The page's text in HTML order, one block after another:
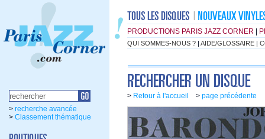
PRODUCTIONS PARIS JAZZ CORNER
QUI SOMMES-NOUS ? | AIDE/GLOSSAIRE |
> recherche avancée
> Classement thématique
> Retour à l'accueil > page précédente